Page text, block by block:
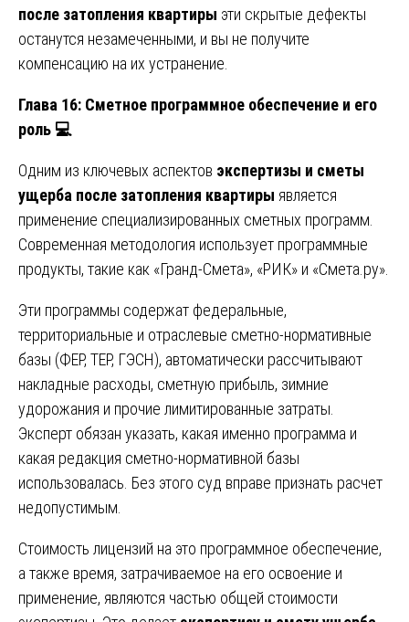
после затопления квартиры эти скрытые дефекты
останутся незамеченными, и вы не получите
компенсацию на их устранение.
Глава 16: Сметное программное обеспечение и его
роль 💻
Одним из ключевых аспектов экспертизы и сметы
ущерба после затопления квартиры является
применение специализированных сметных программ.
Современная методология использует программные
продукты, такие как «Гранд-Смета», «РИК» и «Смета.ру».
Эти программы содержат федеральные,
территориальные и отраслевые сметно-нормативные
базы (ФЕР, ТЕР, ГЭСН), автоматически рассчитывают
накладные расходы, сметную прибыль, зимние
удорожания и прочие лимитированные затраты.
Эксперт обязан указать, какая именно программа и
какая редакция сметно-нормативной базы
использовалась. Без этого суд вправе признать расчет
недопустимым.
Стоимость лицензий на это программное обеспечение,
а также время, затрачиваемое на его освоение и
применение, являются частью общей стоимости